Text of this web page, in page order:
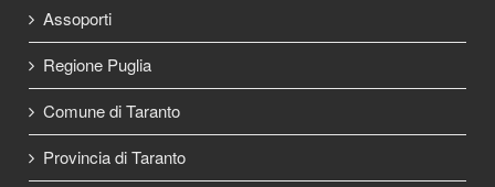
Assoporti
Regione Puglia
Comune di Taranto
Provincia di Taranto